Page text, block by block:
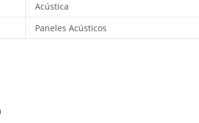
Acústica
Paneles Acústicos